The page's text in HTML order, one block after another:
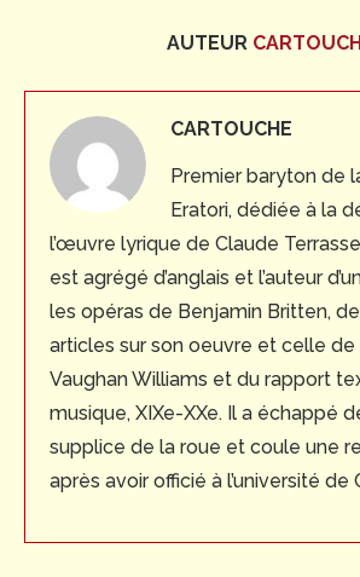
AUTEUR
CARTOUCHE
Premier baryton de
Eratori, dédiée à la
l’œuvre lyrique de Claude
est agrégé d’anglais et l’auteur
les opéras de Benjamin Britten,
articles sur son oeuvre et celle de
Vaughan Williams et du rapport
musique, XIXe-XXe. Il a échappé
supplice de la roue et coule une
après avoir officié à l’université de